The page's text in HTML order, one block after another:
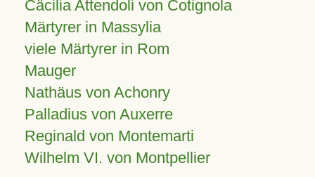
Cäcilia Attendoli von Cotignola
Märtyrer in Massylia
viele Märtyrer in Rom
Mauger
Nathäus von Achonry
Palladius von Auxerre
Reginald von Montemarti
Wilhelm VI. von Montpellier